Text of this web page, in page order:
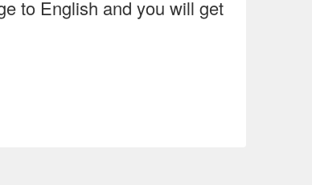
to English and you will get